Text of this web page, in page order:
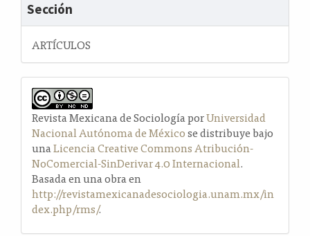
Sección
ARTÍCULOS
Revista Mexicana de Sociología porUniversidad
Nacional Autónoma de Méxicose distribuye bajo
unaLicencia Creative Commons Atribución-
NoComercial-SinDerivar 4.0 Internacional.
Basada en una obra en
http://revistamexicanadesociologia.unam.mx/in
dex.php/rms/.